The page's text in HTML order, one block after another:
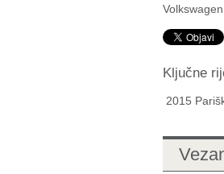
Ključne
2015